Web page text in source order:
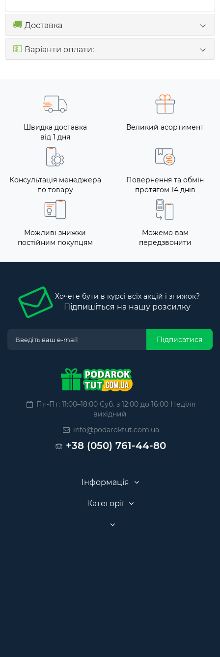
🚚 Доставка
💵 Варіанти оплати:
Швидка доставка
від 1 дня
Великий асортимент
Консультація менеджера
по товару
Повернення та обмін
протягом 14 днів
Можливі знижки
постійним покупцям
Можемо вам
передзвонити
Хочете бути в курсі всіх акцій і знижок?
Підпишіться на нашу розсилку
Підписатися
Пн-Пт: 11:00–18:00 Суб. з 12:00 до 16:00 Неділя
вихідний
info@podaroktut.com.ua
+38 (050) 761-44-80
Інформація
Категорії